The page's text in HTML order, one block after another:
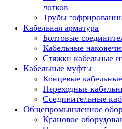
лотков
Трубы
Кабельная арматура
Болтовые
Кабельные
Стяжки кабельные
Кабельные муфты
Концевые
Переходные
Соединительные
Общепромышленное
Крановое